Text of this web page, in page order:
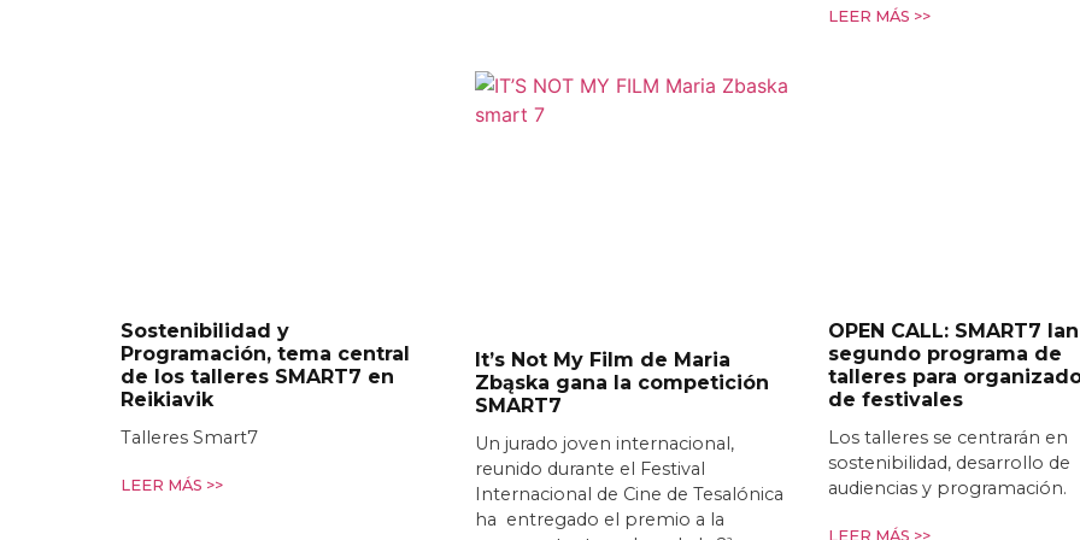
LEER MÁS >>
Sostenibilidad y
Programación, tema central
de los talleres SMART7 en
Reikiavik
Talleres Smart7
LEER MÁS >>
It’s Not My Film de Maria
Zbąska gana la competición
SMART7
Un jurado joven internacional,
reunido durante el Festival
Internacional de Cine de Tesalónica
ha entregado el premio a la
OPEN CALL: SMART7
segundo programa de
talleres para
de festivales
Los talleres se centrarán en
sostenibilidad, desarrollo de
audiencias y programación.
LEER MÁS >>